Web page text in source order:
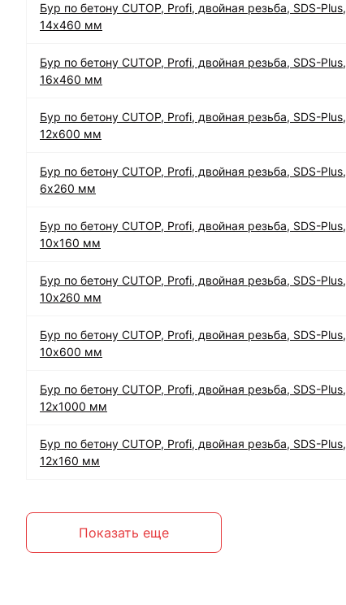
Бур по бетону CUTOP, Profi, двойная резьба, SDS-Plus,
14х460 мм
Бур по бетону CUTOP, Profi, двойная резьба, SDS-Plus,
16х460 мм
Бур по бетону CUTOP, Profi, двойная резьба, SDS-Plus,
12х600 мм
Бур по бетону CUTOP, Profi, двойная резьба, SDS-Plus,
6х260 мм
Бур по бетону CUTOP, Profi, двойная резьба, SDS-Plus,
10х160 мм
Бур по бетону CUTOP, Profi, двойная резьба, SDS-Plus,
10х260 мм
Бур по бетону CUTOP, Profi, двойная резьба, SDS-Plus,
10х600 мм
Бур по бетону CUTOP, Profi, двойная резьба, SDS-Plus,
12х1000 мм
Бур по бетону CUTOP, Profi, двойная резьба, SDS-Plus,
12х160 мм
Показать еще